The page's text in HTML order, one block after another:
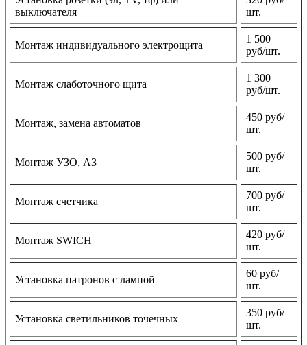
выключателя
шт.
Монтаж индивидуального электрощита
1 500
руб/шт.
Монтаж слаботочного щита
1 300
руб/шт.
Монтаж, замена автоматов
450 руб/
шт.
Монтаж УЗО, АЗ
500 руб/
шт.
Монтаж счетчика
700 руб/
шт.
Монтаж SWICH
420 руб/
шт.
Установка патронов с лампой
60 руб/
шт.
Установка светильников точечных
350 руб/
шт.